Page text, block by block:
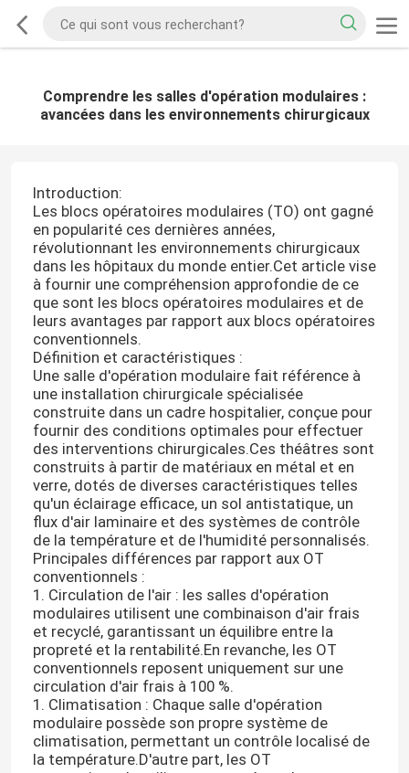
Comprendre les salles d'opération modulaires :
avancées dans les environnements chirurgicaux
Introduction:
Les blocs opératoires modulaires (TO) ont gagné
en popularité ces dernières années,
révolutionnant les environnements chirurgicaux
dans les hôpitaux du monde entier.Cet article vise
à fournir une compréhension approfondie de ce
que sont les blocs opératoires modulaires et de
leurs avantages par rapport aux blocs opératoires
conventionnels.
Définition et caractéristiques :
Une salle d'opération modulaire fait référence à
une installation chirurgicale spécialisée
construite dans un cadre hospitalier, conçue pour
fournir des conditions optimales pour effectuer
des interventions chirurgicales.Ces théâtres sont
construits à partir de matériaux en métal et en
verre, dotés de diverses caractéristiques telles
qu'un éclairage efficace, un sol antistatique, un
flux d'air laminaire et des systèmes de contrôle
de la température et de l'humidité personnalisés.
Principales différences par rapport aux OT
conventionnels :
1. Circulation de l'air : les salles d'opération
modulaires utilisent une combinaison d'air frais
et recyclé, garantissant un équilibre entre la
propreté et la rentabilité.En revanche, les OT
conventionnels reposent uniquement sur une
circulation d'air frais à 100 %.
1. Climatisation : Chaque salle d'opération
modulaire possède son propre système de
climatisation, permettant un contrôle localisé de
la température.D'autre part, les OT